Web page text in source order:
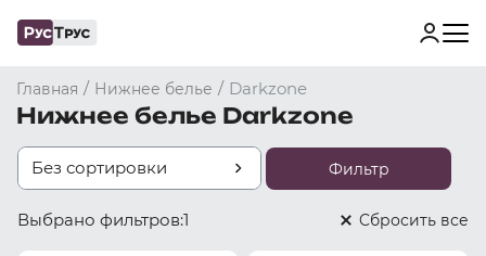
Главная / Нижнее белье / Darkzone
Нижнее белье Darkzone
Без сортировки Фильтр
Выбрано фильтров:1 Cбросить все